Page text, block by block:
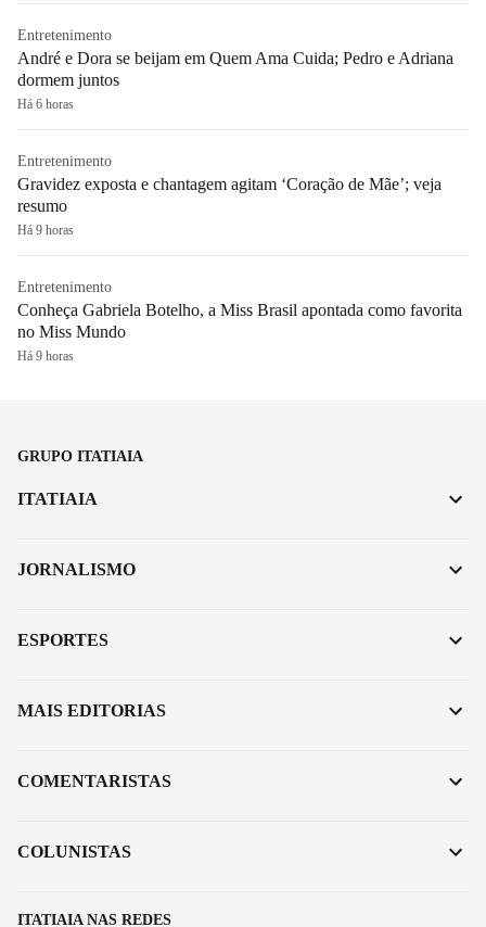
Entretenimento
André e Dora se beijam em Quem Ama Cuida; Pedro e Adriana
dormem juntos
Há 6 horas
Entretenimento
Gravidez exposta e chantagem agitam ‘Coração de Mãe’; veja
resumo
Há 9 horas
Entretenimento
Conheça Gabriela Botelho, a Miss Brasil apontada como favorita
no Miss Mundo
Há 9 horas
GRUPO ITATIAIA
ITATIAIA NAS REDES
ITATIAIA
JORNALISMO
ESPORTES
MAIS EDITORIAS
COMENTARISTAS
COLUNISTAS